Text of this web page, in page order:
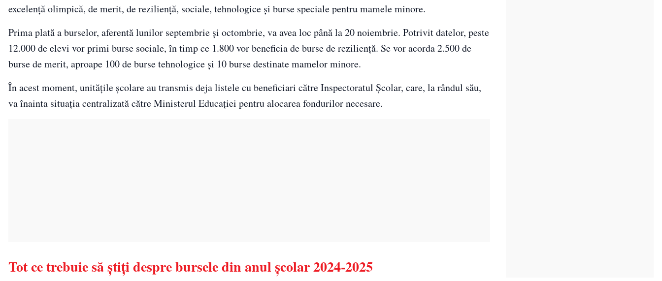
excelență olimpică, de merit, de reziliență, sociale, tehnologice și burse speciale pentru mamele minore.
Prima plată a burselor, aferentă lunilor septembrie și octombrie, va avea loc până la 20 noiembrie. Potrivit datelor, peste
12.000 de elevi vor primi burse sociale, în timp ce 1.800 vor beneficia de burse de reziliență. Se vor acorda 2.500 de
burse de merit, aproape 100 de burse tehnologice și 10 burse destinate mamelor minore.
În acest moment, unitățile școlare au transmis deja listele cu beneficiari către Inspectoratul Școlar, care, la rândul său,
va înainta situația centralizată către Ministerul Educației pentru alocarea fondurilor necesare.
Tot ce trebuie să știți despre bursele din anul școlar 2024-2025